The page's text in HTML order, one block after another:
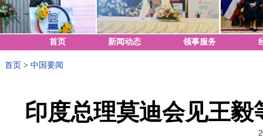
首页 新闻动态 领事服务
首页 > 中国要闻
印度总理莫迪会见王